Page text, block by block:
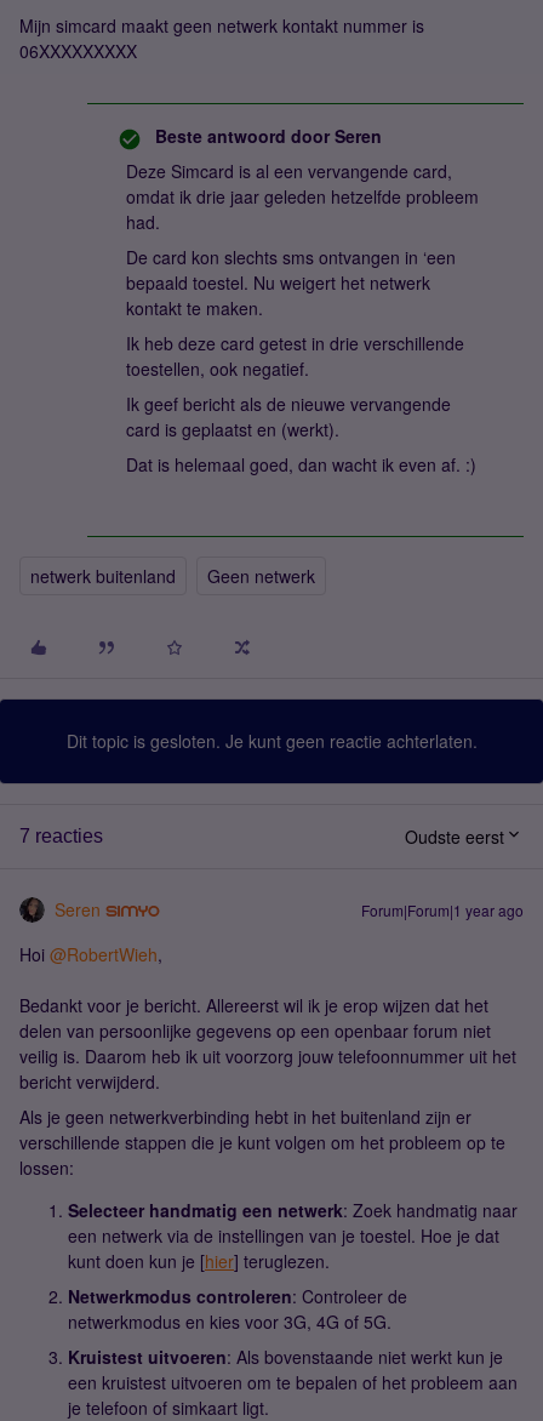
Mijn simcard maakt geen netwerk kontakt nummer is
06XXXXXXXXX
Beste antwoord door Seren
Deze Simcard is al een vervangende card,
omdat ik drie jaar geleden hetzelfde probleem
had.
De card kon slechts sms ontvangen in ‘een
bepaald toestel. Nu weigert het netwerk
kontakt te maken.
Ik heb deze card getest in drie verschillende
toestellen, ook negatief.
Ik geef bericht als de nieuwe vervangende
card is geplaatst en (werkt).
Dat is helemaal goed, dan wacht ik even af. :)
netwerk buitenland Geen netwerk
Dit topic is gesloten. Je kunt geen reactie achterlaten.
7 reacties Oudste eerst
Seren Forum|Forum|1 year ago
Hoi ​ @RobertWieh,
Bedankt voor je bericht. Allereerst wil ik je erop wijzen dat het
delen van persoonlijke gegevens op een openbaar forum niet
veilig is. Daarom heb ik uit voorzorg jouw telefoonnummer uit het
bericht verwijderd.
Als je geen netwerkverbinding hebt in het buitenland zijn er
verschillende stappen die je kunt volgen om het probleem op te
lossen:
Selecteer handmatig een netwerk: Zoek handmatig naar
een netwerk via de instellingen van je toestel. Hoe je dat
kunt doen kun je [hier] teruglezen.
Netwerkmodus controleren: Controleer de
netwerkmodus en kies voor 3G, 4G of 5G.
Kruistest uitvoeren: Als bovenstaande niet werkt kun je
een kruistest uitvoeren om te bepalen of het probleem aan
je telefoon of simkaart ligt.